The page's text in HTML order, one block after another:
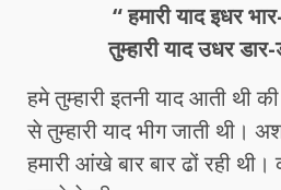
“ हमारी याद इधर
तुम्हारी याद उधर
हमे तुम्हारी इतनी याद आती थी
से तुम्हारी याद भीग जाती थी।
हमारी आंखे बार बार ढों रही